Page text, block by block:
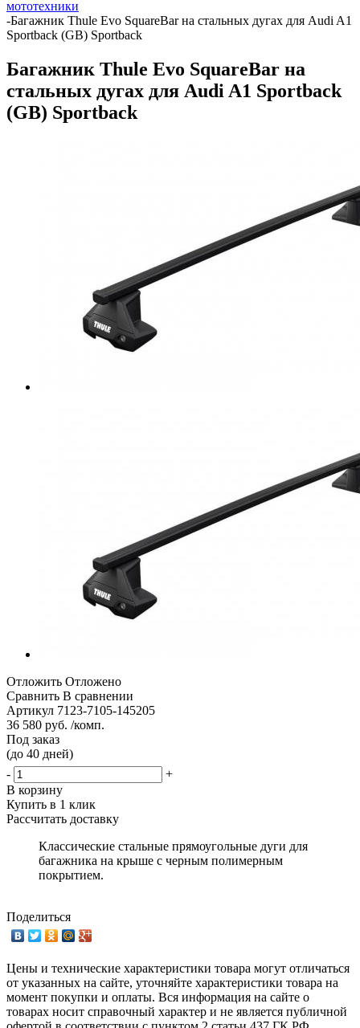
мототехники
-Багажник Thule Evo SquareBar на стальных дугах для Audi A1
Sportback (GB) Sportback
Багажник Thule Evo SquareBar на
стальных дугах для Audi A1 Sportback
(GB) Sportback
Отложить Отложено
Сравнить В сравнении
Артикул 7123-7105-145205
36 580 руб. /комп.
Под заказ
(до 40 дней)
-
+
В корзину
Купить в 1 клик
Рассчитать доставку
Классические стальные прямоугольные дуги для
багажника на крыше с черным полимерным
покрытием.
Поделиться
Цены и технические характеристики товара могут отличаться
от указанных на сайте, уточняйте характеристики товара на
момент покупки и оплаты. Вся информация на сайте о
товарах носит справочный характер и не является публичной